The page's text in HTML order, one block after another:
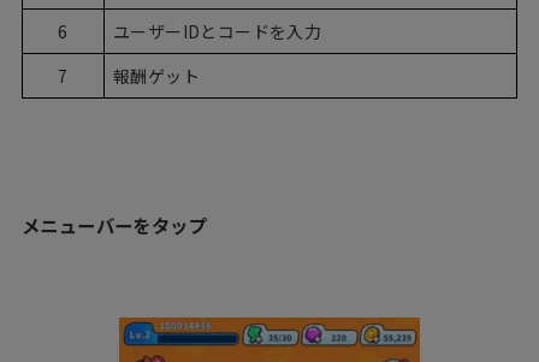
6
ユーザーIDとコードを入力
7
報酬ゲット
メニューバーをタップ